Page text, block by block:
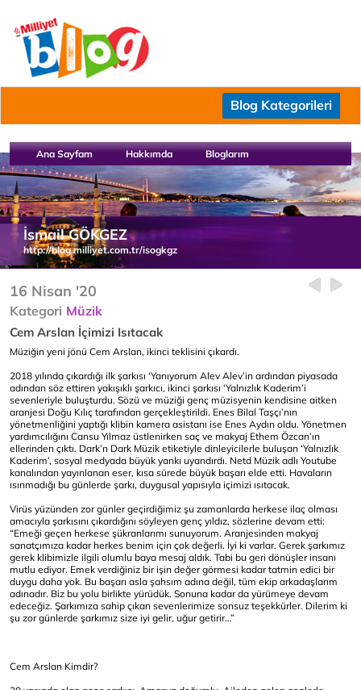
Blog Kategorileri
Ana Sayfam Hakkımda Bloglarım
İsmail GÖKGEZ
http://blog.milliyet.com.tr/isogkgz
16 Nisan '20
Kategori Müzik
Cem Arslan İçimizi Isıtacak
Müziğin yeni jönü Cem Arslan, ikinci teklisini çıkardı.
2018 yılında çıkardığı ilk şarkısı ‘Yanıyorum Alev Alev’in ardından piyasada
adından söz ettiren yakışıklı şarkıcı, ikinci şarkısı ‘Yalnızlık Kaderim’i
sevenleriyle buluşturdu. Sözü ve müziği genç müzisyenin kendisine aitken
aranjesi Doğu Kılıç tarafından gerçekleştirildi. Enes Bilal Taşçı’nın
yönetmenliğini yaptığı klibin kamera asistanı ise Enes Aydın oldu. Yönetmen
yardımcılığını Cansu Yılmaz üstlenirken saç ve makyaj Ethem Özcan’ın
ellerinden çıktı. Dark’n Dark Müzik etiketiyle dinleyicilerle buluşan ‘Yalnızlık
Kaderim’, sosyal medyada büyük yankı uyandırdı. Netd Müzik adlı Youtube
kanalından yayınlanan eser, kısa sürede büyük başarı elde etti. Havaların
ısınmadığı bu günlerde şarkı, duygusal yapısıyla içimizi ısıtacak.
Virüs yüzünden zor günler geçirdiğimiz şu zamanlarda herkese ilaç olması
amacıyla şarkısını çıkardığını söyleyen genç yıldız, sözlerine devam etti:
“Emeği geçen herkese şükranlarımı sunuyorum. Aranjesinden makyaj
sanatçımıza kadar herkes benim için çok değerli. İyi ki varlar. Gerek şarkımız
gerek klibimizle ilgili olumlu baya mesaj aldık. Tabi bu geri dönüşler insanı
mutlu ediyor. Emek verdiğiniz bir işin değer görmesi kadar tatmin edici bir
duygu daha yok. Bu başarı asla şahsım adına değil, tüm ekip arkadaşlarım
adınadır. Biz bu yolu birlikte yürüdük. Sonuna kadar da yürümeye devam
edeceğiz. Şarkımıza sahip çıkan sevenlerimize sonsuz teşekkürler. Dilerim ki
şu zor günlerde şarkımız size iyi gelir, uğur getirir…”
Cem Arslan Kimdir?